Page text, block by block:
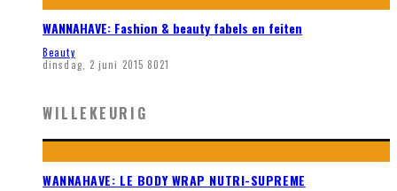
WANNAHAVE: Fashion & beauty fabels en feiten
Beauty
dinsdag, 2 juni 2015 8021
WILLEKEURIG
WANNAHAVE: LE BODY WRAP NUTRI-SUPREME